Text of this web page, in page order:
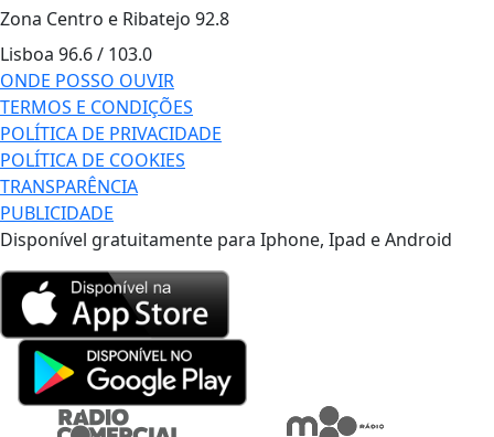
Zona Centro e Ribatejo 92.8
Lisboa 96.6 / 103.0
ONDE POSSO OUVIR
TERMOS E CONDIÇÕES
POLÍTICA DE PRIVACIDADE
POLÍTICA DE COOKIES
TRANSPARÊNCIA
PUBLICIDADE
Disponível gratuitamente para Iphone, Ipad e Android